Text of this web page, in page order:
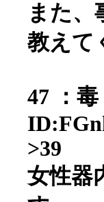
また、
教えて
47 ：
>39
女性器